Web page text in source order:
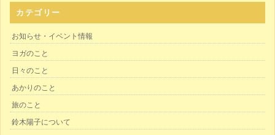
カテゴリー
お知らせ・イベント情報
ヨガのこと
日々のこと
あかりのこと
旅のこと
鈴木陽子について